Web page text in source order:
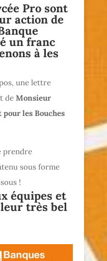
Pro sont
action de
un franc
à les
une lettre
de Monsieur
pour les Bouches
prendre
sous forme
!
équipes et
très bel